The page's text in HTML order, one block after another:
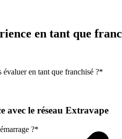
en tant que
en tant que franchisé ?*
avec le réseau Extravape
?*